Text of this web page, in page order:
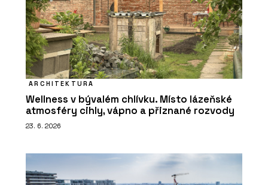
ARCHITEKTURA
Wellness v bývalém chlívku. Místo lázeňské
atmosféry cihly, vápno a přiznané rozvody
23. 6. 2026